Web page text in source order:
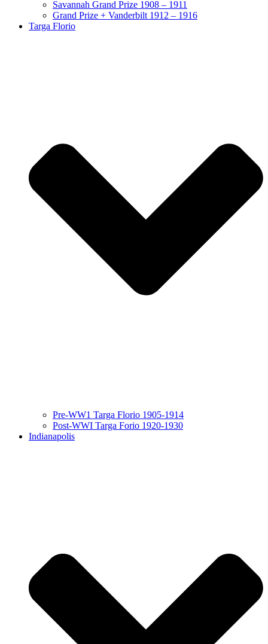
Savannah Grand Prize 1908 – 1911
Grand Prize + Vanderbilt 1912 – 1916
Targa Florio
Pre-WW1 Targa Florio 1905-1914
Post-WWI Targa Forio 1920-1930
Indianapolis